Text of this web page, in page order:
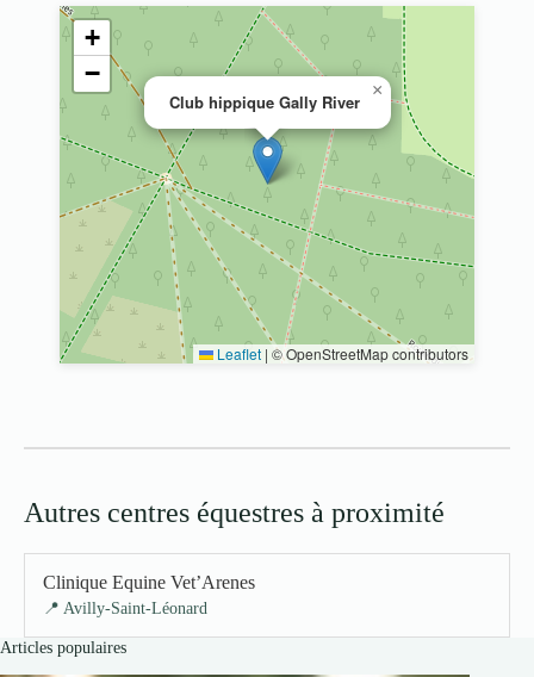
Club hippique Gally River
×
+
−
Leaflet | © OpenStreetMap contributors
Autres centres équestres à proximité
Clinique Equine Vet’Arenes
📍 Avilly-Saint-Léonard
Articles populaires